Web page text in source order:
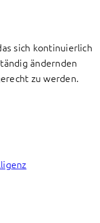
sich kontinuierlich
ändernden
zu werden.